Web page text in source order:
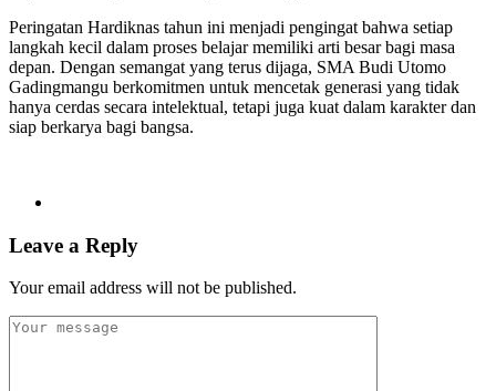
Peringatan Hardiknas tahun ini menjadi pengingat bahwa setiap
langkah kecil dalam proses belajar memiliki arti besar bagi masa
depan. Dengan semangat yang terus dijaga, SMA Budi Utomo
Gadingmangu berkomitmen untuk mencetak generasi yang tidak
hanya cerdas secara intelektual, tetapi juga kuat dalam karakter dan
siap berkarya bagi bangsa.
Leave a Reply
Your email address will not be published.